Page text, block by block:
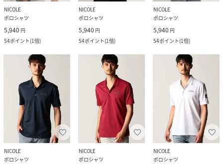
NICOLE
ポロシャツ
5,940 円
54ポイント(1倍)
NICOLE
ポロシャツ
5,940 円
54ポイント(1倍)
NICOLE
ポロシャツ
5,940 円
54ポイント(1倍)
NICOLE
ポロシャツ
NICOLE
ポロシャツ
NICOLE
ポロシャツ